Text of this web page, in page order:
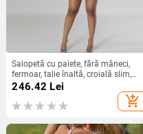
Salopetă cu paiete, fără mâneci,
fermoar, talie înaltă, croială slim,
material poliester-spandex
246.42 Lei
add_shopping_cart